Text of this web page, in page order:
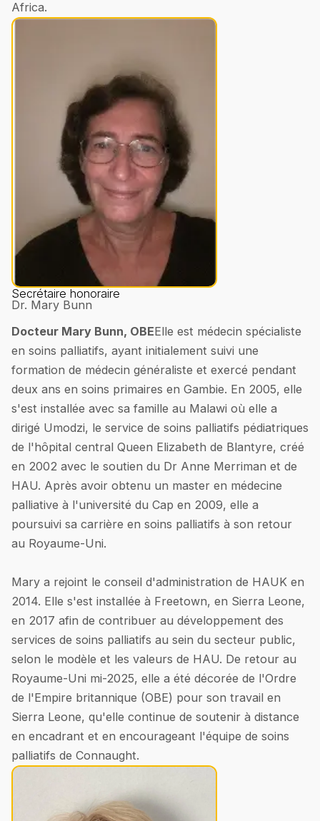
Africa.
Secrétaire honoraire
Dr. Mary Bunn
Docteur Mary Bunn, OBEElle est médecin spécialiste
en soins palliatifs, ayant initialement suivi une
formation de médecin généraliste et exercé pendant
deux ans en soins primaires en Gambie. En 2005, elle
s'est installée avec sa famille au Malawi où elle a
dirigé Umodzi, le service de soins palliatifs pédiatriques
de l'hôpital central Queen Elizabeth de Blantyre, créé
en 2002 avec le soutien du Dr Anne Merriman et de
HAU. Après avoir obtenu un master en médecine
palliative à l'université du Cap en 2009, elle a
poursuivi sa carrière en soins palliatifs à son retour
au Royaume-Uni.
Mary a rejoint le conseil d'administration de HAUK en
2014. Elle s'est installée à Freetown, en Sierra Leone,
en 2017 afin de contribuer au développement des
services de soins palliatifs au sein du secteur public,
selon le modèle et les valeurs de HAU. De retour au
Royaume-Uni mi-2025, elle a été décorée de l'Ordre
de l'Empire britannique (OBE) pour son travail en
Sierra Leone, qu'elle continue de soutenir à distance
en encadrant et en encourageant l'équipe de soins
palliatifs de Connaught.